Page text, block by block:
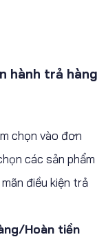
hành trả hàng
chọn vào đơn
các sản phẩm
điều kiện trả
Hoàn tiền